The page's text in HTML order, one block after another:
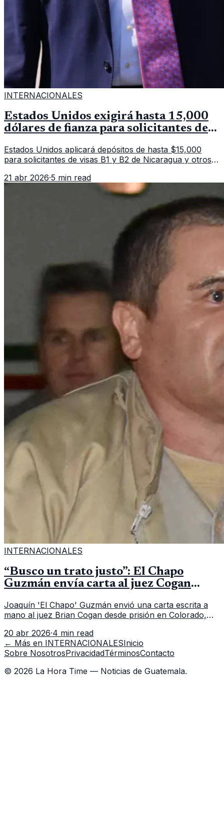
INTERNACIONALES
Estados Unidos exigirá hasta 15,000
dólares de fianza para solicitantes de
Estados Unidos aplicará depósitos de hasta $15,000
para solicitantes de visas B1 y B2 de Nicaragua y otros
nuevas políticas migratorias.
21 abr 2026·5 min read
INTERNACIONALES
“Busco un trato justo”: El Chapo
Guzmán envía carta al juez Cogan
Joaquín 'El Chapo' Guzmán envió una carta escrita a
mano al juez Brian Cogan desde prisión en Colorado,
solicitando un trato justo en EE.UU.
20 abr 2026·4 min read
← Más en INTERNACIONALESInicio
Sobre NosotrosPrivacidadTérminosContacto
© 2026 La Hora Time — Noticias de Guatemala.